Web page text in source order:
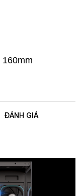
160mm
ĐÁNH GIÁ